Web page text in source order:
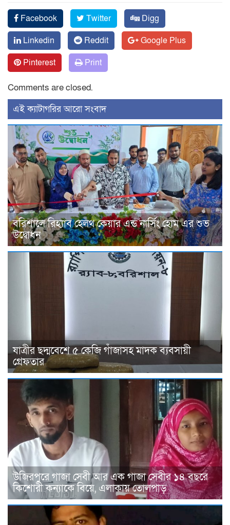
Facebook Twitter
Digg
Linkedin
Reddit
Google Plus
Pinterest
Print
Comments are closed.
‍এই ক্যাটাগরির ‍আরো সংবাদ
বরিশালে রিহ্যাব হেলথ কেয়ার এন্ড নার্সিং হোম এর শুভ
উদ্বোধন
যাত্রীর ছদ্মবেশে ৫ কেজি গাঁজাসহ মাদক ব্যবসায়ী
গ্রেফতার
উজিরপুরে গাজা সেবী আর এক গাজা সেবীর ১৪ বছরে
কিশোরী কন্যাকে বিয়ে, এলাকায় তোলপাড়